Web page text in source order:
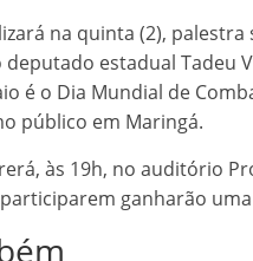
na quinta (2),
estadual Tadeu
é o Dia Mundial de
público em Maringá.
às 19h, no auditório
ganharão